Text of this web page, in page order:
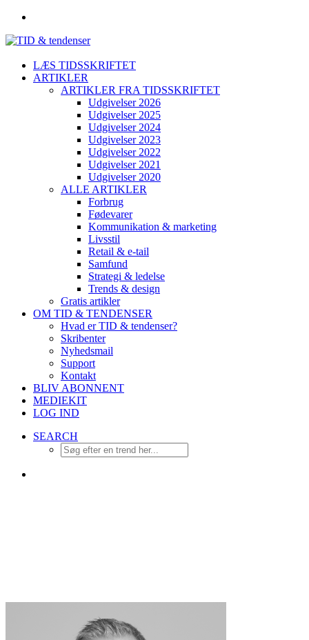
LÆS TIDSSKRIFTET
ARTIKLER
ARTIKLER FRA TIDSSKRIFTET
Udgivelser 2026
Udgivelser 2025
Udgivelser 2024
Udgivelser 2023
Udgivelser 2022
Udgivelser 2021
Udgivelser 2020
ALLE ARTIKLER
Forbrug
Fødevarer
Kommunikation & marketing
Livsstil
Retail & e-tail
Samfund
Strategi & ledelse
Trends & design
Gratis artikler
OM TID & TENDENSER
Hvad er TID & tendenser?
Skribenter
Nyhedsmail
Support
Kontakt
BLIV ABONNENT
MEDIEKIT
LOG IND
SEARCH